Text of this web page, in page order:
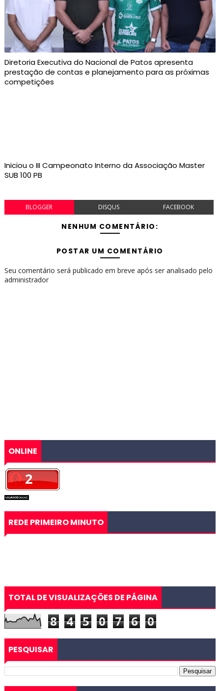
Diretoria Executiva do Nacional de Patos apresenta
prestação de contas e planejamento para as próximas
competições
Iniciou o III Campeonato Interno da Associação Master
SUB 100 PB
BLOGGER DISQUS FACEBOOK
NENHUM COMENTÁRIO:
POSTAR UM COMENTÁRIO
Seu comentário será publicado em breve após ser analisado pelo
administrador
ONLINE
REDE PRIMEIRO MINUTO
TOTAL DE VISUALIZAÇÕES DE PÁGINA
8 4 5 0 7 6 0
PESQUISAR